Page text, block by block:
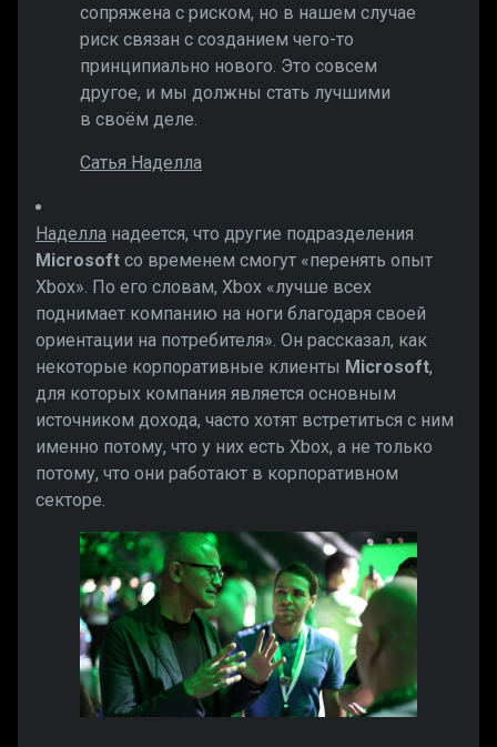
сопряжена с риском, но в нашем случае
риск связан с созданием чего-то
принципиально нового. Это совсем
другое, и мы должны стать лучшими
в своём деле.
Сатья Наделла
Наделла надеется, что другие подразделения
Microsoft со временем смогут «перенять опыт
Xbox». По его словам, Xbox «лучше всех
поднимает компанию на ноги благодаря своей
ориентации на потребителя». Он рассказал, как
некоторые корпоративные клиенты Microsoft,
для которых компания является основным
источником дохода, часто хотят встретиться с ним
именно потому, что у них есть Xbox, а не только
потому, что они работают в корпоративном
секторе.